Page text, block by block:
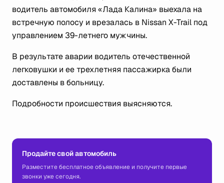
водитель автомобиля «Лада Калина» выехала на
встречную полосу и врезалась в Nissan X-Trail под
управлением 39-летнего мужчины.
В результате аварии водитель отечественной
легковушки и ее трехлетняя пассажирка были
доставлены в больницу.
Подробности происшествия выясняются.
Продайте свой автомобиль
Разместите бесплатное объявление и получите первые
звонки уже сегодня.